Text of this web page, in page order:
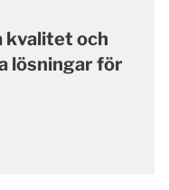
kvalitet och
lösningar för